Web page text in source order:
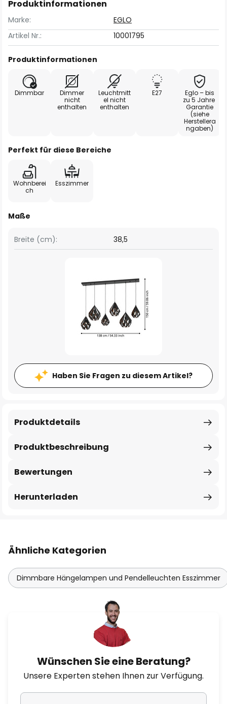
Produktinformationen
Marke:
EGLO
Artikel Nr.:
10001795
Produktinformationen
Dimmbar
Dimmer
nicht
enthalten
Leuchtmitt
el nicht
enthalten
E27
Eglo – bis
zu 5 Jahre
Garantie
(siehe
Herstellera
ngaben)
Perfekt für diese Bereiche
Wohnberei
ch
Esszimmer
Maße
Breite (cm): 38,5
Haben Sie Fragen zu diesem Artikel?
Produktbeschreibung
Produktdetails
Bewertungen
Herunterladen
Ähnliche Kategorien
Dimmbare Hängelampen und Pendelleuchten Esszimmer
Wünschen Sie eine Beratung?
Unsere Experten stehen Ihnen zur Verfügung.